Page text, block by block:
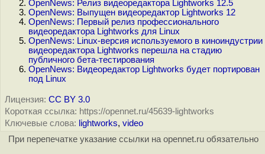
OpenNews: Релиз видеоредактора Lightworks 12.5
OpenNews: Выпущен видеоредактор Lightworks 12
OpenNews: Первый релиз профессионального
видеоредактора Lightworks для Linux
OpenNews: Linux-версия используемого в киноиндустрии
видеоредактора Lightworks перешла на стадию
публичного бета-тестирования
OpenNews: Видеоредактор Lightworks будет портирован
под Linux
Лицензия: CC BY 3.0
Короткая ссылка: https://opennet.ru/45639-lightworks
Ключевые слова: lightworks, video
При перепечатке указание ссылки на opennet.ru обязательно